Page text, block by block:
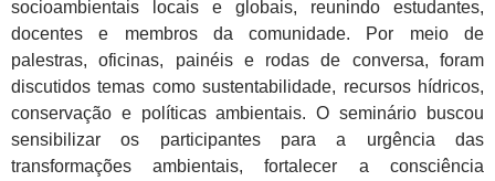
socioambientais locais e globais, reunindo estudantes,
docentes e membros da comunidade. Por meio de
palestras, oficinas, painéis e rodas de conversa, foram
discutidos temas como sustentabilidade, recursos hídricos,
conservação e políticas ambientais. O seminário buscou
sensibilizar os participantes para a urgência das
transformações ambientais, fortalecer a consciência